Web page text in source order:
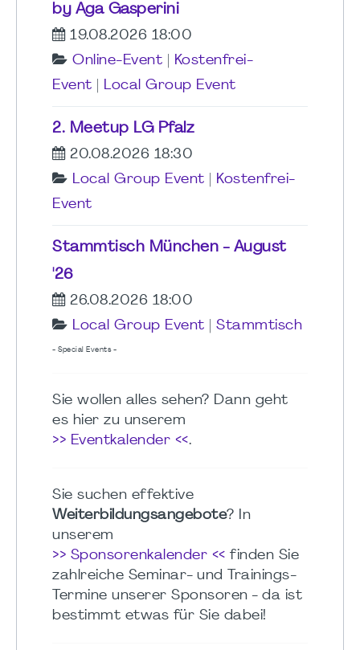
by Aga Gasperini
19.08.2026 18:00
Online-Event
Kostenfrei-
Event
Local Group Event
2. Meetup LG Pfalz
20.08.2026 18:30
Local Group Event
Kostenfrei-
Event
Stammtisch München - August
'26
26.08.2026 18:00
Local Group Event
Stammtisch
- Special Events -
Sie wollen alles sehen? Dann geht
es hier zu unserem
>> Eventkalender <<.
Sie suchen effektive
Weiterbildungsangebote? In
unserem
>> Sponsorenkalender << finden Sie
zahlreiche Seminar- und Trainings-
Termine unserer Sponsoren - da ist
bestimmt etwas für Sie dabei!